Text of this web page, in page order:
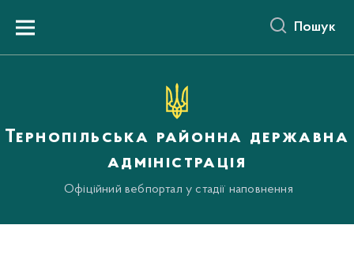
вмістуMenu Пошук
Тернопільська районна державна
адміністрація
Офіційний вебпортал у стадії наповнення